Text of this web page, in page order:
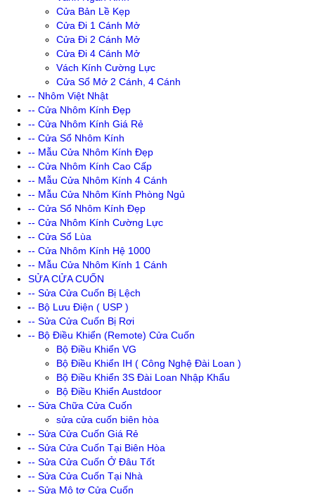
Cửa Bản Lề Kẹp
Cửa Đi 1 Cánh Mở
Cửa Đi 2 Cánh Mở
Cửa Đi 4 Cánh Mở
Vách Kính Cường Lực
Cửa Sổ Mở 2 Cánh, 4 Cánh
-- Nhôm Việt Nhật
-- Cửa Nhôm Kính Đẹp
-- Cửa Nhôm Kính Giá Rẻ
-- Cửa Sổ Nhôm Kính
-- Mẫu Cửa Nhôm Kính Đẹp
-- Cửa Nhôm Kính Cao Cấp
-- Mẫu Cửa Nhôm Kính 4 Cánh
-- Mẫu Cửa Nhôm Kính Phòng Ngủ
-- Cửa Sổ Nhôm Kính Đẹp
-- Cửa Nhôm Kính Cường Lực
-- Cửa Sổ Lùa
-- Cửa Nhôm Kính Hệ 1000
-- Mẫu Cửa Nhôm Kính 1 Cánh
SỬA CỬA CUỐN
-- Sửa Cửa Cuốn Bị Lệch
-- Bộ Lưu Điện ( USP )
-- Sửa Cửa Cuốn Bị Rơi
-- Bộ Điều Khiển (Remote) Cửa Cuốn
Bộ Điều Khiển VG
Bộ Điều Khiển IH ( Công Nghệ Đài Loan )
Bộ Điều Khiển 3S Đài Loan Nhập Khẩu
Bộ Điều Khiển Austdoor
-- Sửa Chữa Cửa Cuốn
sửa cửa cuốn biên hòa
-- Sửa Cửa Cuốn Giá Rẻ
-- Sửa Cửa Cuốn Tại Biên Hòa
-- Sửa Cửa Cuốn Ở Đâu Tốt
-- Sửa Cửa Cuốn Tại Nhà
-- Sửa Mô tơ Cửa Cuốn